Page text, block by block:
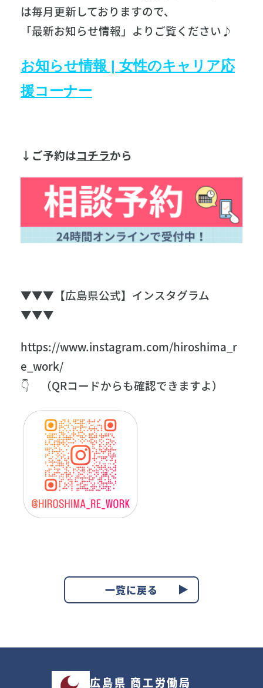
は毎月更新しておりますので、
「最新お知らせ情報」よりご覧ください♪
お知らせ情報 | 女性のキャリア応
援コーナー
↓ご予約はコチラから
▼▼▼【広島県公式】インスタグラム
▼▼▼
https://www.instagram.com/hiroshima_r
e_work/
👇 （QRコードからも確認できますよ）
一覧に戻る
広島県 商工労働局